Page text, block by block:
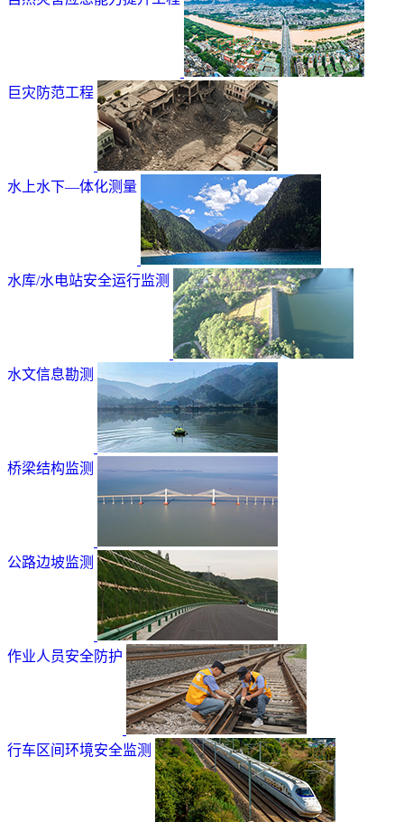
巨灾防范工程
水上水下—体化测量
水库/水电站安全运行监测
水文信息勘测
桥梁结构监测
公路边坡监测
作业人员安全防护
行车区间环境安全监测